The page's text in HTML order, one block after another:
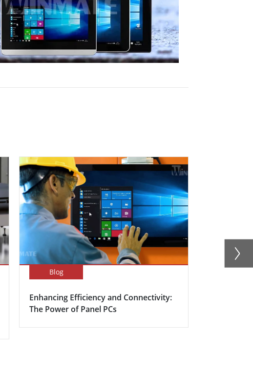
Blog
Enhancing Efficiency and Connectivity:
The Power of Panel PCs